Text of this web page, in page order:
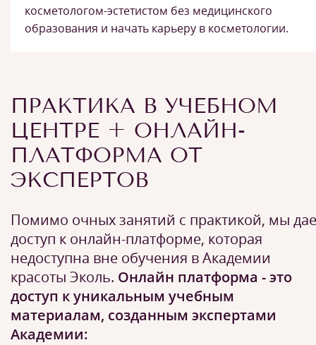
косметологом-эстетистом без медицинского
образования и начать карьеру в косметологии.
ПРАКТИКА В УЧЕБНОМ
ЦЕНТРЕ + ОНЛАЙН-
ПЛАТФОРМА ОТ
ЭКСПЕРТОВ
Помимо очных занятий с практикой, мы
доступ к онлайн-платформе, которая
недоступна вне обучения в Академии
красоты Эколь. Онлайн платформа - это
доступ к уникальным учебным
материалам, созданным экспертами
Академии: